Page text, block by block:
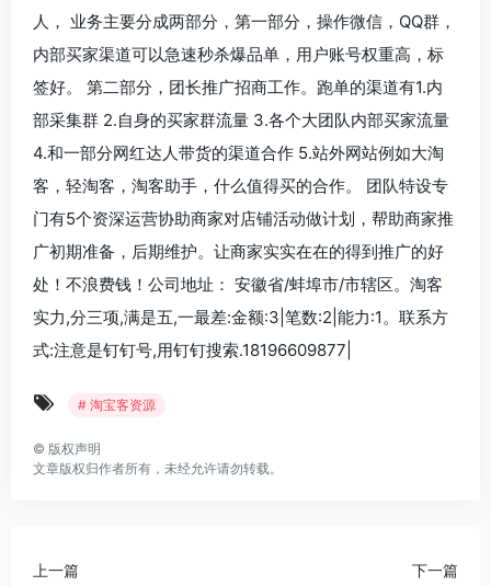
人， 业务主要分成两部分，第一部分，操作微信，QQ群，
内部买家渠道可以急速秒杀爆品单，用户账号权重高，标
签好。 第二部分，团长推广招商工作。跑单的渠道有1.内
部采集群 2.自身的买家群流量 3.各个大团队内部买家流量
4.和一部分网红达人带货的渠道合作 5.站外网站例如大淘
客，轻淘客，淘客助手，什么值得买的合作。 团队特设专
门有5个资深运营协助商家对店铺活动做计划，帮助商家推
广初期准备，后期维护。让商家实实在在的得到推广的好
处！不浪费钱！公司地址： 安徽省/蚌埠市/市辖区。淘客
实力,分三项,满是五,一最差:金额:3|笔数:2|能力:1。联系方
式:注意是钉钉号,用钉钉搜索.18196609877|
# 淘宝客资源
© 版权声明
文章版权归作者所有，未经允许请勿转载。
上一篇 下一篇